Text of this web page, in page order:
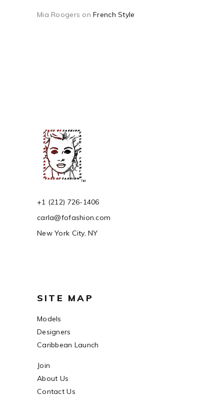
Mia Roogers onFrench Style
+1 (212) 726-1406
carla@fofashion.com
New York City, NY
SITE MAP
Models
Designers
Caribbean Launch
Join
About Us
Contact Us